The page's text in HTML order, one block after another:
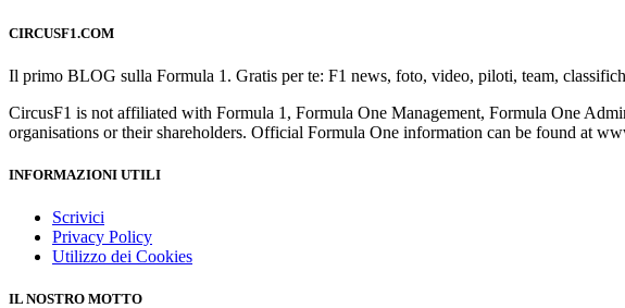
CIRCUSF1.COM
Il primo BLOG sulla Formula 1. Gratis per te: F1 news, foto, video, piloti, team,
CircusF1 is not affiliated with Formula 1, Formula One Management, Formula One
organisations or their shareholders. Official Formula One information can be found at
INFORMAZIONI UTILI
Scrivici
Privacy Policy
Utilizzo dei Cookies
IL NOSTRO MOTTO